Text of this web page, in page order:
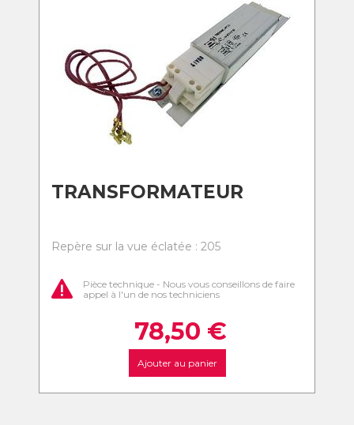
TRANSFORMATEUR
Repère sur la vue éclatée : 205
Pièce technique - Nous vous conseillons de faire
appel à l'un de nos techniciens
78,50 €
Ajouter au panier